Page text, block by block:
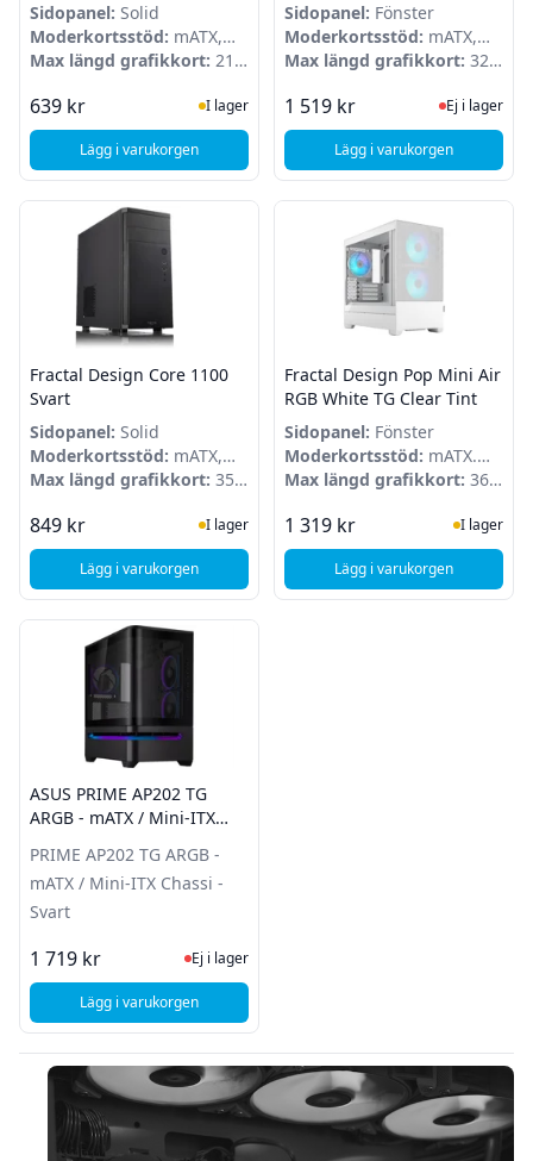
Sidopanel: Solid
Moderkortsstöd: mATX,
Mini-ITX
Max längd grafikkort: 210
639 kr I Lager
I lager
Lägg i varukorgen, Fractal Design Core 1000 USB 3.0 Black
Sidopanel: Fönster
Moderkortsstöd: mATX,
Mini-ITX
Max längd grafikkort: 320
1 519 kr Ej i lager,
Ej i lager
Lägg i varukorgen
, Fractal Design
Fractal Design Core 1100
Svart
Sidopanel: Solid
Moderkortsstöd: mATX,
Mini-ITX
Max längd grafikkort: 350
849 kr I Lager
I lager
Lägg i varukorgen, Fractal Design Core 1100 Svart
Fractal Design Pop Mini Air
RGB White TG Clear Tint
Sidopanel: Fönster
Moderkortsstöd: mATX.
Mini-ITX
Max längd grafikkort: 365
1 319 kr I Lager
I lager
Lägg i varukorgen, Fractal Design Pop
ASUS PRIME AP202 TG
ARGB - mATX / Mini-ITX
PRIME AP202 TG ARGB -
mATX / Mini-ITX Chassi -
Svart
1 719 kr Ej i lager, besök produktsidan för
Ej i lager
Lägg i varukorgen, ASUS PRIME AP202 TG ARGB - mATX / Mini-ITX Chassi -